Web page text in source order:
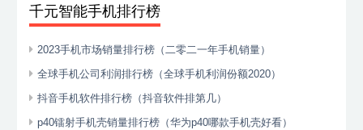
千元智能手机排行榜
2023手机市场销量排行榜（二零二一年手机销量）
全球手机公司利润排行榜（全球手机利润份额2020）
抖音手机软件排行榜（抖音软件排第几）
p40镭射手机壳销量排行榜（华为p40哪款手机壳好看）